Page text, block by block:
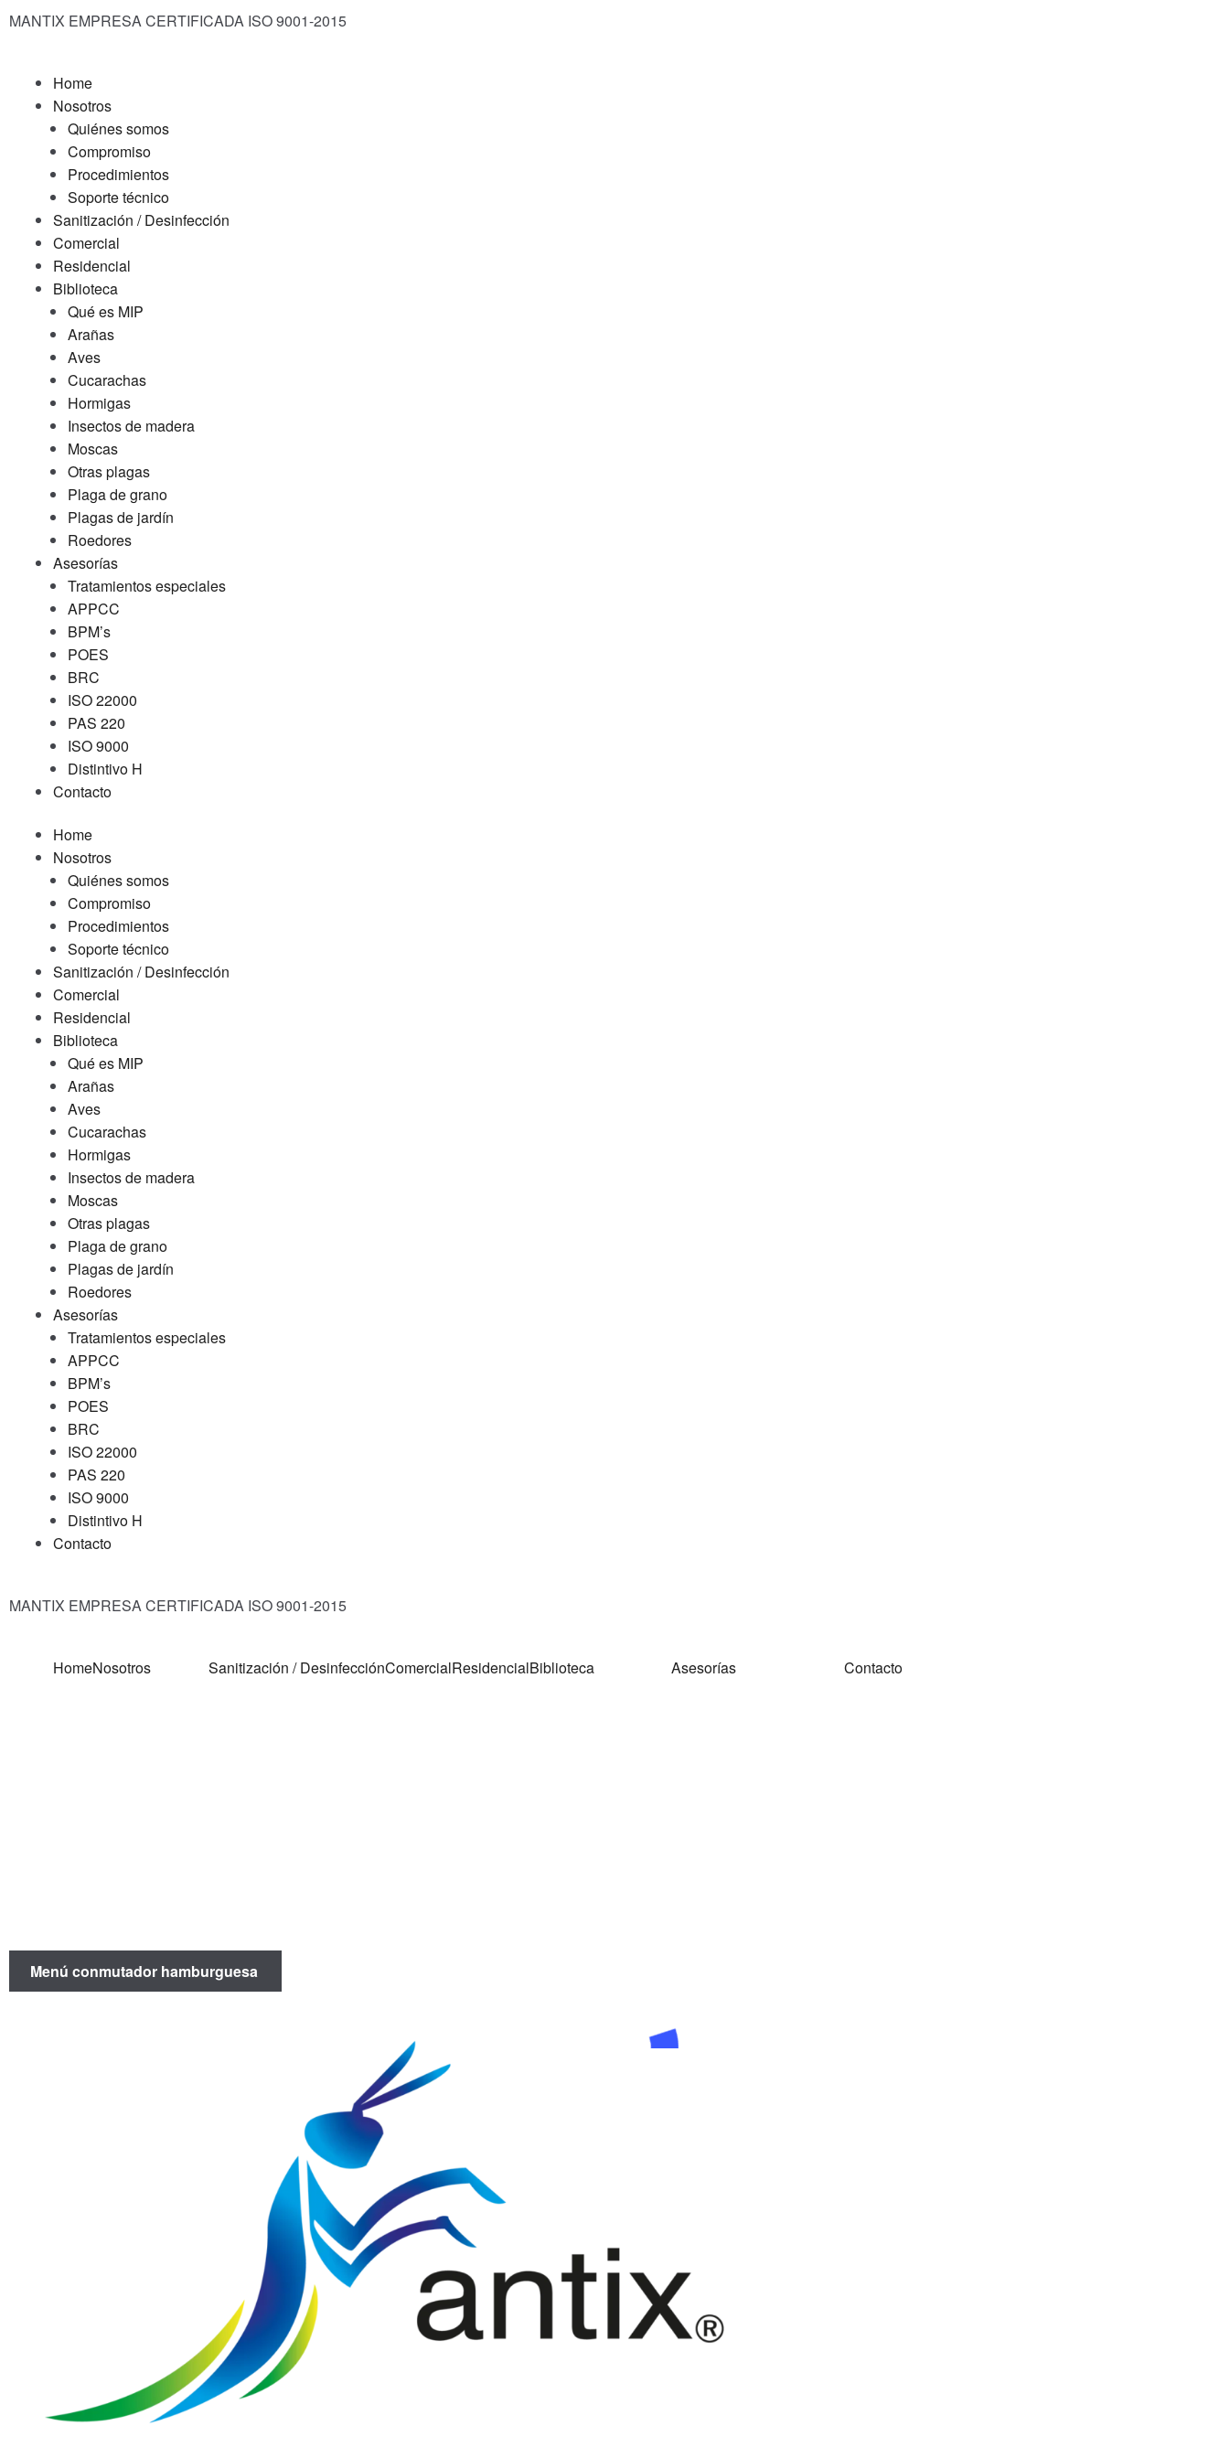
MANTIX EMPRESA CERTIFICADA ISO 9001-2015
Home
Nosotros
Quiénes somos
Compromiso
Procedimientos
Soporte técnico
Sanitización / Desinfección
Comercial
Residencial
Biblioteca
Qué es MIP
Arañas
Aves
Cucarachas
Hormigas
Insectos de madera
Moscas
Otras plagas
Plaga de grano
Plagas de jardín
Roedores
Asesorías
Tratamientos especiales
APPCC
BPM’s
POES
BRC
ISO 22000
PAS 220
ISO 9000
Distintivo H
Contacto
Home
Nosotros
Quiénes somos
Compromiso
Procedimientos
Soporte técnico
Sanitización / Desinfección
Comercial
Residencial
Biblioteca
Qué es MIP
Arañas
Aves
Cucarachas
Hormigas
Insectos de madera
Moscas
Otras plagas
Plaga de grano
Plagas de jardín
Roedores
Asesorías
Tratamientos especiales
APPCC
BPM’s
POES
BRC
ISO 22000
PAS 220
ISO 9000
Distintivo H
Contacto
MANTIX EMPRESA CERTIFICADA ISO 9001-2015
HomeNosotros Sanitización / DesinfecciónComercialResidencialBiblioteca Asesorías Contacto
Menú conmutador hamburguesa